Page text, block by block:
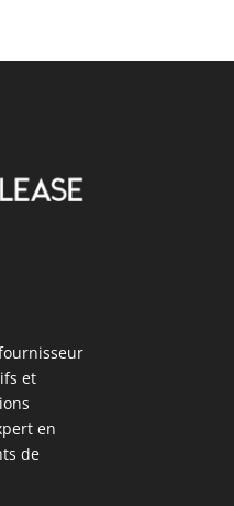
et
en
de